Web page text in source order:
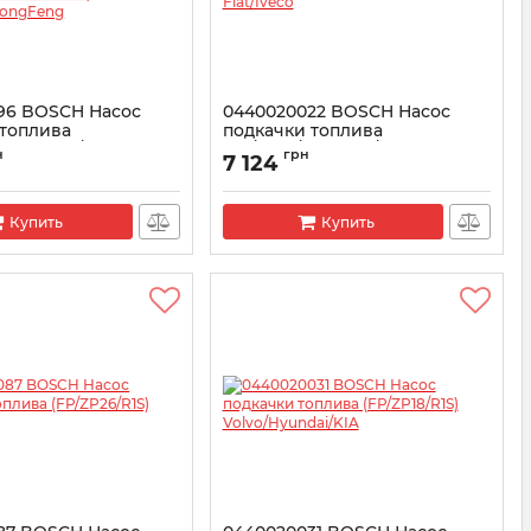
BOSCH Насос
500)
Купить
0440020022 BOSCH Насос
подкачки топлива
(FP/ZP18/R1S) Fiat/Iveco
Артикул:
7 124 грн
Купить